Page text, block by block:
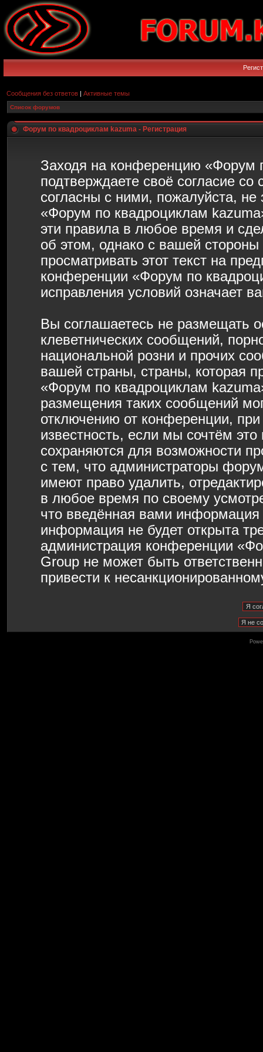
Сообщения без ответов | Активные темы
Список форумов
Форум по квадроциклам kazuma - Регистрация
Заходя на конференцию «Форум
подтверждаете своё согласие
согласны с ними, пожалуйста,
«Форум по квадроциклам
эти правила в любое время и
об этом, однако с вашей
просматривать этот текст на
конференции «Форум по
исправления условий означает
Вы соглашаетесь не размещать
клеветнических сообщений,
национальной розни и прочих
вашей страны, страны, которая
«Форум по квадроциклам
размещения таких сообщений
отключению от конференции,
известность, если мы сочтём
сохраняются для возможности
с тем, что администраторы
имеют право удалить,
в любое время по своему
что введённая вами информация
информация не будет открыта
администрация конференции
Group не может быть
привести к